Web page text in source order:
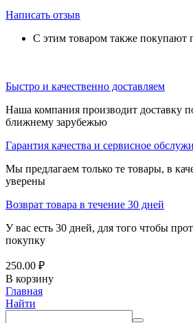
Написать отзыв
С этим товаром также покупают
Быстро и качественно доставляем
Наша компания производит доставку
ближнему зарубежью
Гарантия качества и сервисное
Мы предлагаем только те товары, в
уверены
Возврат товара в течение 30 дней
У вас есть 30 дней, для того чтобы
покупку
250.00 ₽
В корзину
Главная
Найти